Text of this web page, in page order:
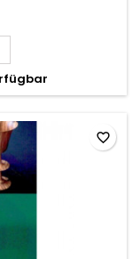
favorite_border